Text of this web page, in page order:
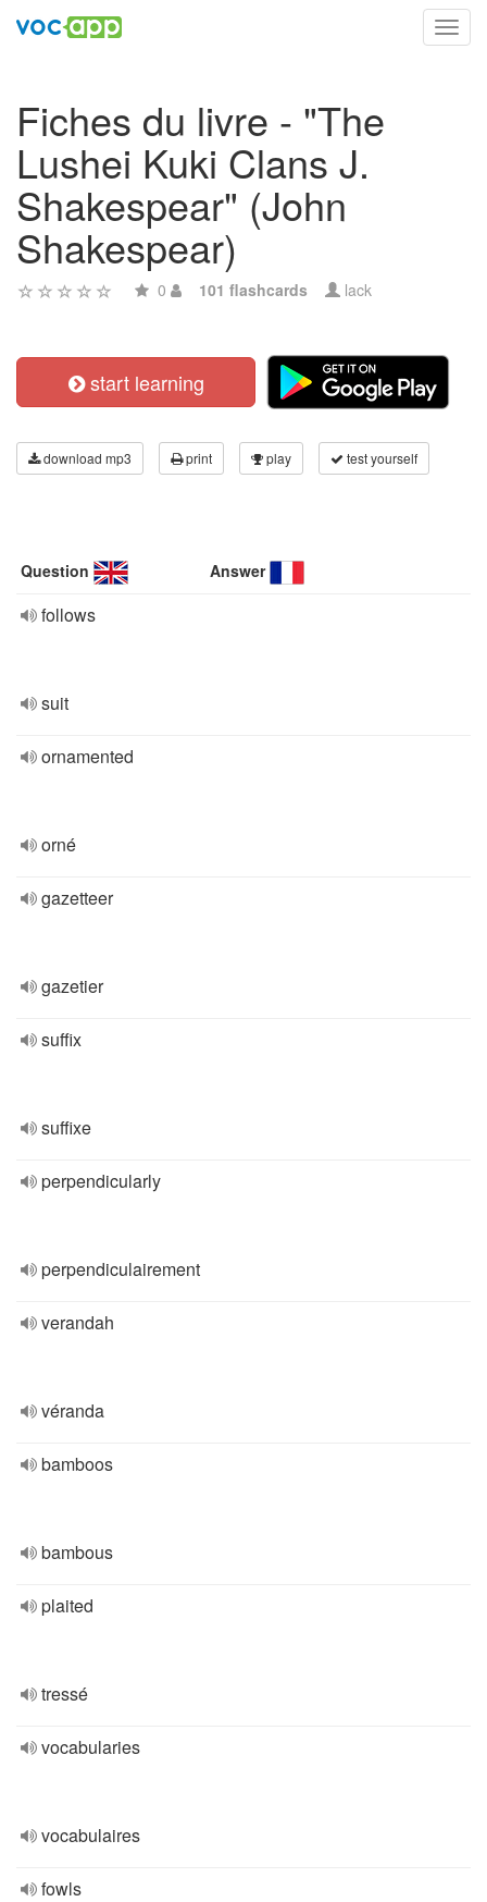
Fiches du livre - "The
Lushei Kuki Clans J.
Shakespear" (John
Shakespear)
0 101 flashcards lack
start learning
download mp3 print play test yourself
Question Answer
follows
suit
ornamented
orné
gazetteer
gazetier
suffix
suffixe
perpendicularly
perpendiculairement
verandah
véranda
bamboos
bambous
plaited
tressé
vocabularies
vocabulaires
fowls